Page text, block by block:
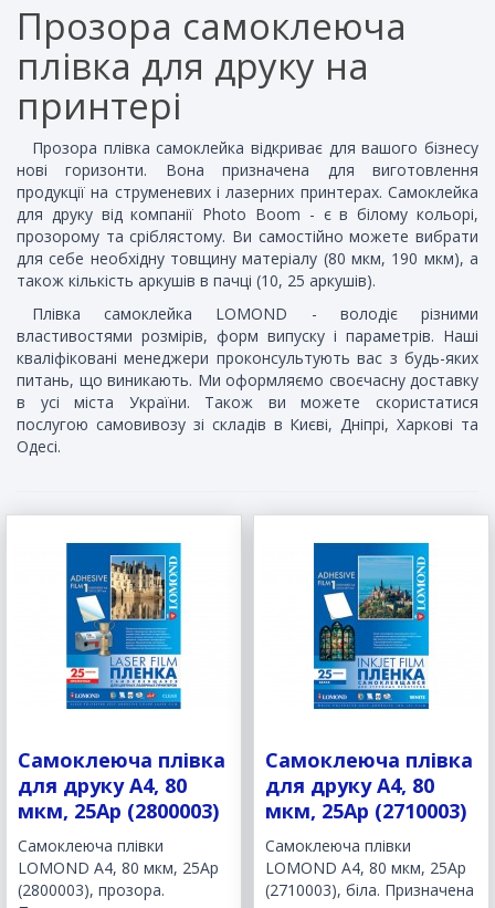
Прозора самоклеюча
плівка для друку на
принтері
Прозора плівка самоклейка відкриває для вашого бізнесу
нові горизонти. Вона призначена для виготовлення
продукції на струменевих і лазерних принтерах. Самоклейка
для друку від компанії Photo Boom - є в білому кольорі,
прозорому та сріблястому. Ви самостійно можете вибрати
для себе необхідну товщину матеріалу (80 мкм, 190 мкм), а
також кількість аркушів в пачці (10, 25 аркушів).
Плівка самоклейка LOMOND - володіє різними
властивостями розмірів, форм випуску і параметрів. Наші
кваліфіковані менеджери проконсультують вас з будь-яких
питань, що виникають. Ми оформляємо своєчасну доставку
в усі міста України. Також ви можете скористатися
послугою самовивозу зі складів в Києві, Дніпрі, Харкові та
Одесі.
Самоклеюча плівка
для друку A4, 80
мкм, 25Ар (2800003)
Самоклеюча плівки
LOMOND A4, 80 мкм, 25Ар
(2800003), прозора.
Самоклеюча плівка
для друку A4, 80
мкм, 25Ар (2710003)
Самоклеюча плівки
LOMOND A4, 80 мкм, 25Ар
(2710003), біла. Призначена